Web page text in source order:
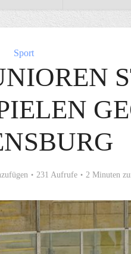
Sport
231 Aufrufe 2 Minuten